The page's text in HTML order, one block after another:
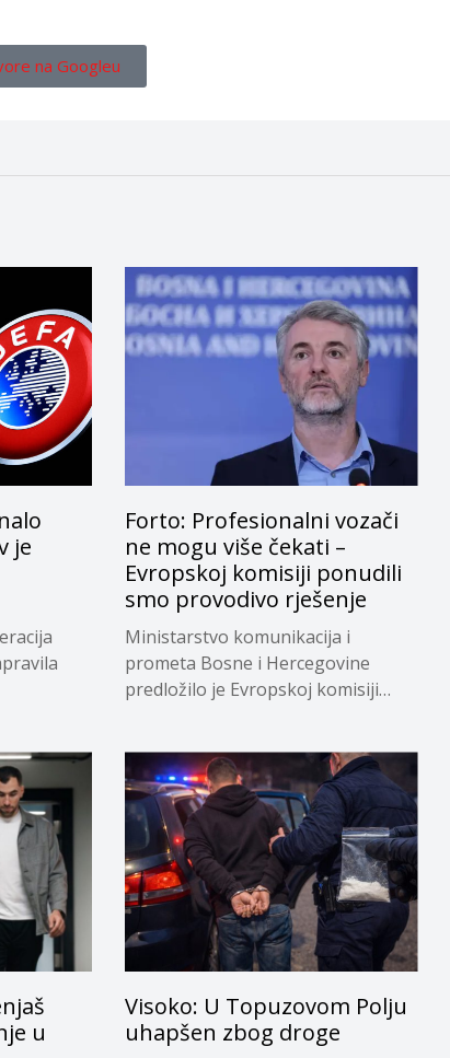
na Googleu
je
Forto: Profesionalni vozači
ne mogu više čekati –
Evropskoj komisiji ponudili
smo provodivo rješenje
Ministarstvo komunikacija i
prometa Bosne i Hercegovine
predložilo je Evropskoj komisiji
u
Visoko: U Topuzovom Polju
uhapšen zbog droge